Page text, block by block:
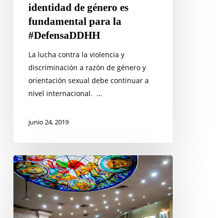
#DefensaDDHH
identidad de género es
fundamental para la
#DefensaDDHH
La lucha contra la violencia y
discriminación a razón de género y
orientación sexual debe continuar a
nivel internacional. …
junio 24, 2019
Curso
en
ZIHUATANEJO,
GUERRERO:
Los